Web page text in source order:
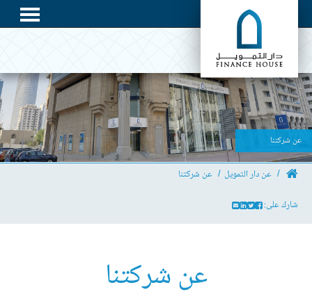
عن شركتنا
عن دار التمويل
عن شركتنا
شارك على:
عن شركتنا